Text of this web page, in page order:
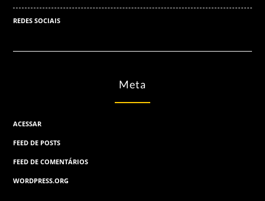
REDES SOCIAIS
Meta
ACESSAR
FEED DE POSTS
FEED DE COMENTÁRIOS
WORDPRESS.ORG